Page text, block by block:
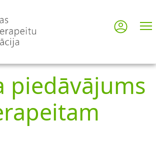
User
piedāvājums